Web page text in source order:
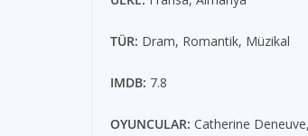
TÜR: Dram, Romantik, Müzikal
IMDB: 7.8
OYUNCULAR: Catherine